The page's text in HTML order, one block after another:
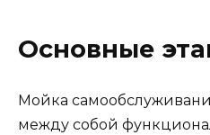
Основные
Мойка
между собой